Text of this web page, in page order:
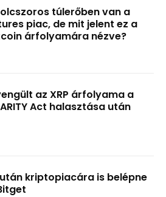
túlerőben van a
piac, de mit jelent ez a
árfolyamára nézve?
az XRP árfolyama a
Act halasztása után
kriptopiacára is belépne